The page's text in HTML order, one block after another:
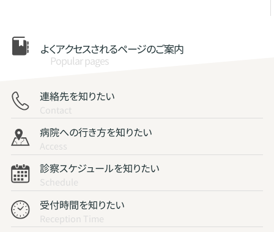
よくアクセスされるページのご案内
Popular pages
連絡先を知りたい
Contact
病院への行き方を知りたい
Access
診察スケジュールを知りたい
Schedule
受付時間を知りたい
Reception Time